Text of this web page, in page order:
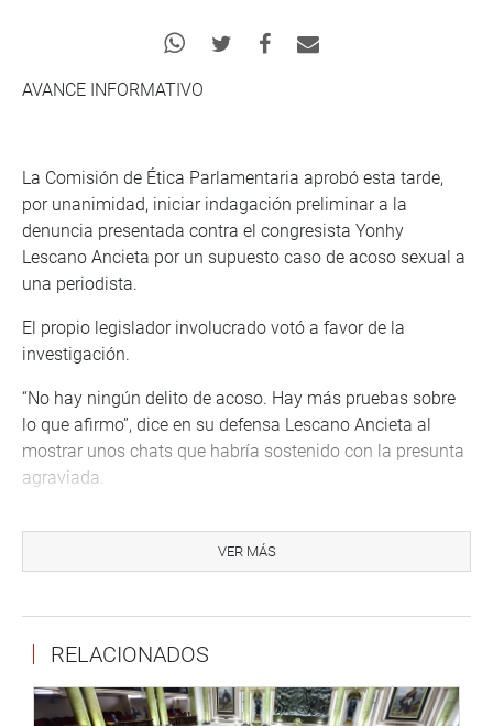
AVANCE INFORMATIVO
La Comisión de Ética Parlamentaria aprobó esta tarde,
por unanimidad, iniciar indagación preliminar a la
denuncia presentada contra el congresista Yonhy
Lescano Ancieta por un supuesto caso de acoso sexual a
una periodista.
El propio legislador involucrado votó a favor de la
investigación.
“No hay ningún delito de acoso. Hay más pruebas sobre
lo que afirmo”, dice en su defensa Lescano Ancieta al
mostrar unos chats que habría sostenido con la presunta
agraviada.
VER MÁS
RELACIONADOS